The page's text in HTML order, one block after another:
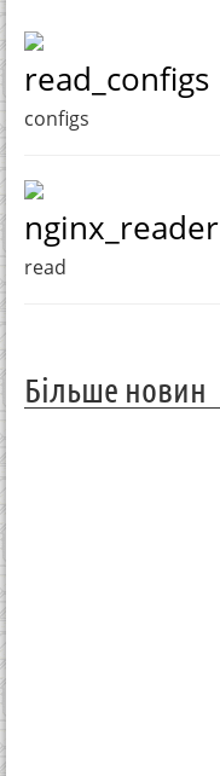
read_configs
configs
nginx_reader
read
Більше новин